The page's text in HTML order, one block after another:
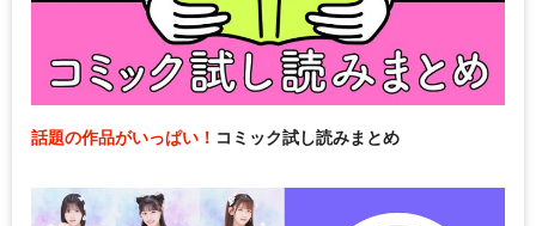
話題の作品がいっぱい！ コミック試し読みまとめ